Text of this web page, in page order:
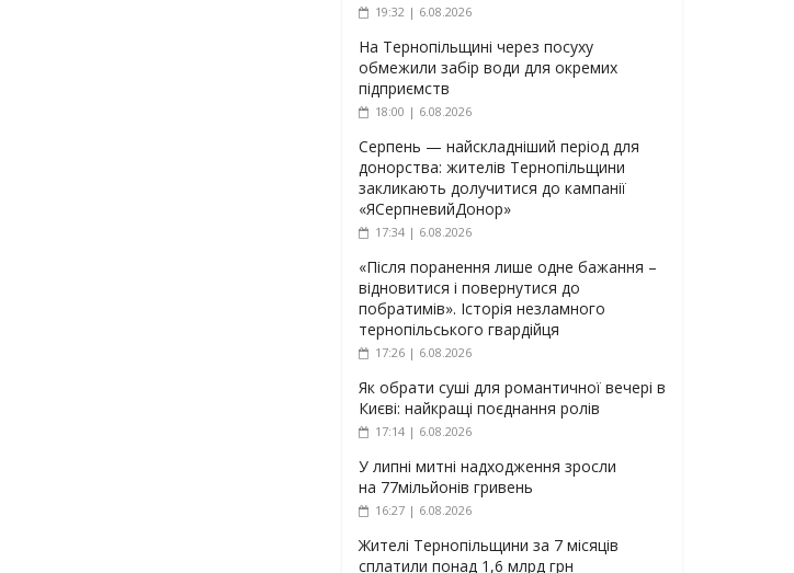
19:32 | 6.08.2026
На Тернопільщині через посуху
обмежили забір води для окремих
підприємств
18:00 | 6.08.2026
Серпень — найскладніший період для
донорства: жителів Тернопільщини
закликають долучитися до кампанії
«ЯСерпневийДонор»
17:34 | 6.08.2026
«Після поранення лише одне бажання –
відновитися і повернутися до
побратимів». Історія незламного
тернопільського гвардійця
17:26 | 6.08.2026
Як обрати суші для романтичної вечері в
Києві: найкращі поєднання ролів
17:14 | 6.08.2026
У липні митні надходження зросли
на 77мільйонів гривень
16:27 | 6.08.2026
Жителі Тернопільщини за 7 місяців
сплатили понад 1,6 млрд грн